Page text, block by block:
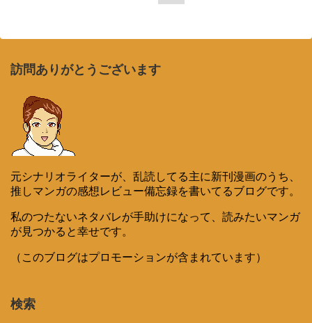
訪問ありがとうございます
元シナリオライターが、乱読してる主に新刊漫画のうち、
推しマンガの感想レビュー備忘録を書いてるブログです。
私のつたないネタバレが手助けになって、読みたいマンガ
が見つかると幸せです。
（このブログはプロモーションが含まれています）
検索